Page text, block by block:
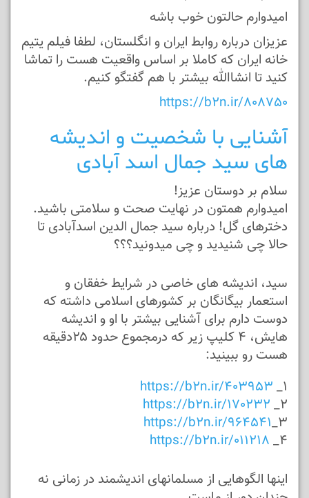
امیدوارم حالتون خوب باشه
عزیزان درباره روابط ایران و انگلستان، لطفا فیلم یتیم
خانه ایران که کاملا بر اساس واقعیت هست را تماشا
کنید تا انشاالله بیشتر با هم گفتگو کنیم.
https://b2n.ir/808750
آشنایی با شخصیت و اندیشه
های سید جمال اسد آبادی
سلام بر دوستان عزیز!
امیدوارم همتون در نهایت صحت و سلامتی باشید.
دخترهای گل! درباره سید جمال الدین اسدآبادی تا
حالا چی شنیدید و چی میدونید؟؟؟
سید، اندیشه های خاصی در شرایط خفقان و
استعمار بیگانگان بر کشورهای اسلامی داشته که
دوست دارم برای آشنایی بیشتر با او و اندیشه
هایش، ۴ کلیپ زیر که درمجموع حدود ۲۵دقیقه
هست رو ببینید:
۱_ https://b2n.ir/403953
۲_ https://b2n.ir/170232
۳_ https://b2n.ir/964541
۴_ https://b2n.ir/011218
اینها الگوهایی از مسلمانهای اندیشمند در زمانی نه